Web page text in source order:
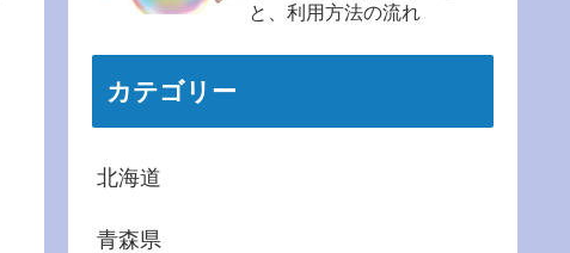
と、利用方法の流れ
カテゴリー
北海道
青森県